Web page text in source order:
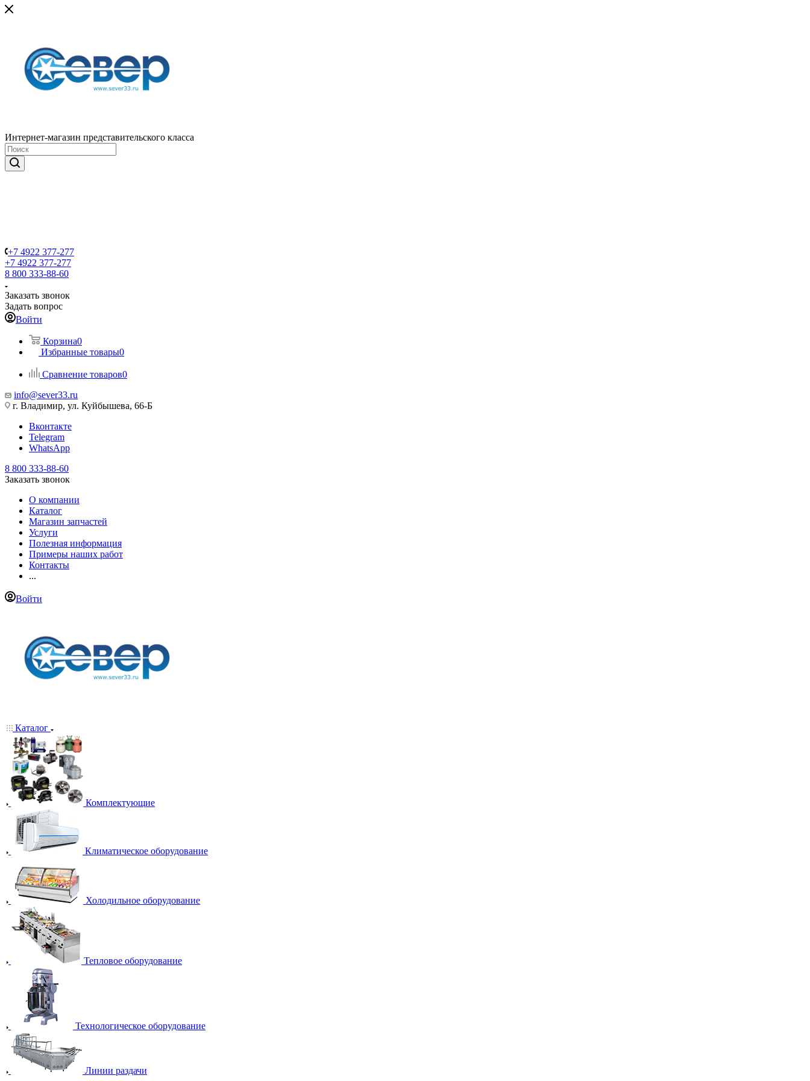
Интернет-магазин представительского класса
+7 4922 377-277
+7 4922 377-277
8 800 333-88-60
Заказать звонок
Задать вопрос
Войти
Корзина0
Избранные товары0
Сравнение товаров0
info@sever33.ru
г. Владимир, ул. Куйбышева, 66-Б
Вконтакте
Telegram
WhatsApp
8 800 333-88-60
Заказать звонок
О компании
Каталог
Магазин запчастей
Услуги
Полезная информация
Примеры наших работ
Контакты
...
Войти
Каталог
Комплектующие
Климатическое оборудование
Холодильное оборудование
Тепловое оборудование
Технологическое оборудование
Линии раздачи